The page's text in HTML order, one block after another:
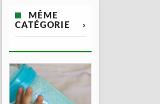
MÊME
CATÉGORIE
›